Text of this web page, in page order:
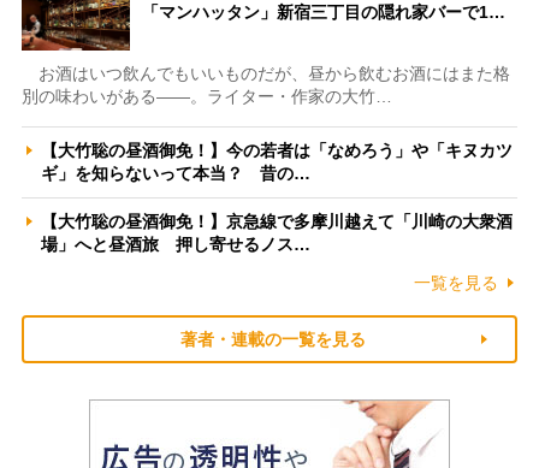
「マンハッタン」新宿三丁目の隠れ家バーで1…
お酒はいつ飲んでもいいものだが、昼から飲むお酒にはまた格
別の味わいがある――。ライター・作家の大竹…
【大竹聡の昼酒御免！】今の若者は「なめろう」や「キヌカツ
ギ」を知らないって本当？ 昔の…
【大竹聡の昼酒御免！】京急線で多摩川越えて「川崎の大衆酒
場」へと昼酒旅 押し寄せるノス…
一覧を見る
著者・連載の一覧を見る